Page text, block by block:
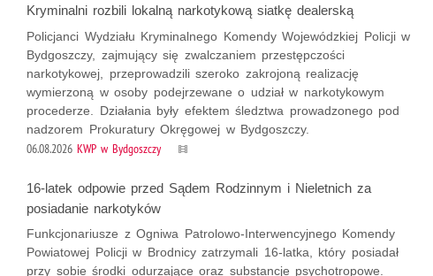
Kryminalni rozbili lokalną narkotykową siatkę dealerską
Policjanci Wydziału Kryminalnego Komendy Wojewódzkiej Policji w
Bydgoszczy, zajmujący się zwalczaniem przestępczości
narkotykowej, przeprowadzili szeroko zakrojoną realizację
wymierzoną w osoby podejrzewane o udział w narkotykowym
procederze. Działania były efektem śledztwa prowadzonego pod
nadzorem Prokuratury Okręgowej w Bydgoszczy.
06.08.2026 KWP w Bydgoszczy
16-latek odpowie przed Sądem Rodzinnym i Nieletnich za
posiadanie narkotyków
Funkcjonariusze z Ogniwa Patrolowo-Interwencyjnego Komendy
Powiatowej Policji w Brodnicy zatrzymali 16-latka, który posiadał
przy sobie środki odurzające oraz substancje psychotropowe.